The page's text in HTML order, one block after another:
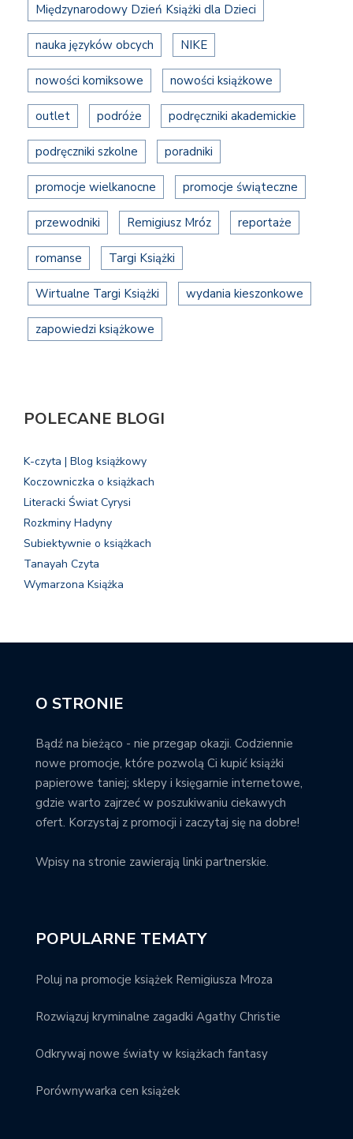
Międzynarodowy Dzień Książki dla Dzieci
nauka języków obcych NIKE
nowości komiksowe nowości książkowe
outlet podróże podręczniki akademickie
podręczniki szkolne poradniki
promocje wielkanocne promocje świąteczne
przewodniki Remigiusz Mróz reportaże
romanse Targi Książki
Wirtualne Targi Książki wydania kieszonkowe
zapowiedzi książkowe
POLECANE BLOGI
K-czyta | Blog książkowy
Koczowniczka o książkach
Literacki Świat Cyrysi
Rozkminy Hadyny
Subiektywnie o książkach
Tanayah Czyta
Wymarzona Książka
O STRONIE
Bądź na bieżąco - nie przegap okazji. Codziennie
nowe promocje, które pozwolą Ci kupić książki
papierowe taniej; sklepy i księgarnie internetowe,
gdzie warto zajrzeć w poszukiwaniu ciekawych
ofert. Korzystaj z promocji i zaczytaj się na dobre!
Wpisy na stronie zawierają linki partnerskie.
POPULARNE TEMATY
Poluj na promocje książek Remigiusza Mroza
Rozwiązuj kryminalne zagadki Agathy Christie
Odkrywaj nowe światy w książkach fantasy
Porównywarka cen książek